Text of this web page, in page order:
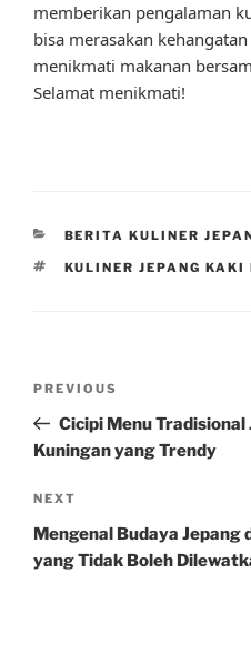
memberikan pengalaman
bisa merasakan
menikmati makanan
Selamat menikmati!
CATEGORIES
BERITA KULINER
TAGS
KULINER JEPANG KAKI
Previous
Post
PREVIOUS
Cicipi Menu
Kuningan yang Trendy
Next
Post
NEXT
Mengenal Budaya Jepang
yang Tidak Boleh